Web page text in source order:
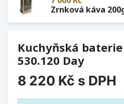
Zrnková káva
Kuchyňská baterie
530.120 Day
8 220 Kč s DPH